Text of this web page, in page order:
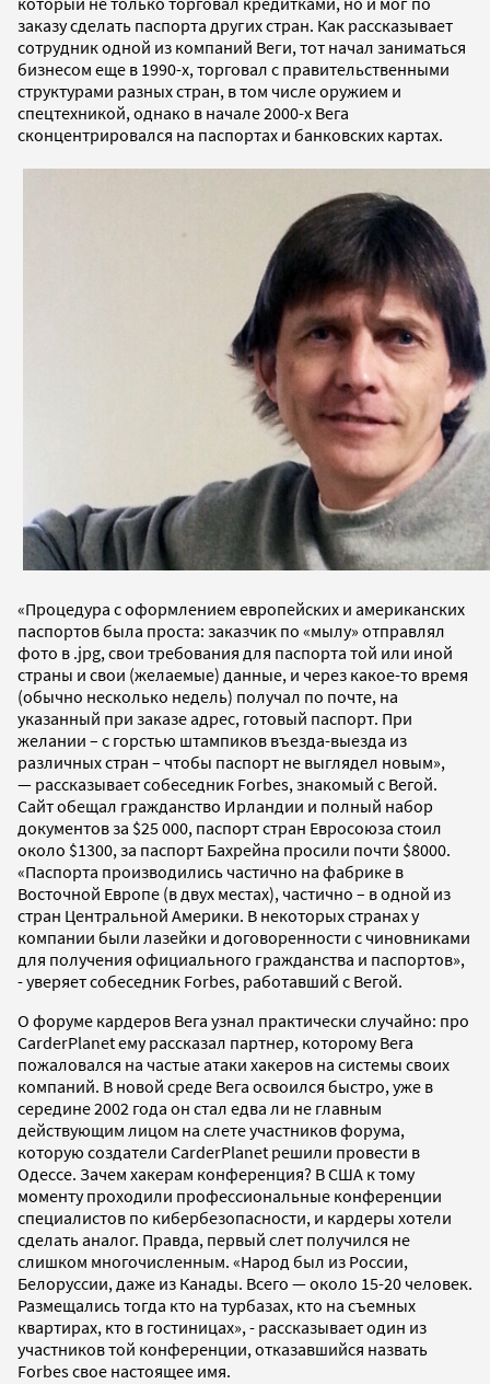
заказу сделать паспорта других стран. Как рассказывает
сотрудник одной из компаний Веги, тот начал заниматься
бизнесом еще в 1990-х, торговал с правительственными
структурами разных стран, в том числе оружием и
спецтехникой, однако в начале 2000-х Вега
сконцентрировался на паспортах и банковских картах.
«Процедура с оформлением европейских и американских
паспортов была проста: заказчик по «мылу» отправлял
фото в .jpg, свои требования для паспорта той или иной
страны и свои (желаемые) данные, и через какое-то время
(обычно несколько недель) получал по почте, на
указанный при заказе адрес, готовый паспорт. При
желании – с горстью штампиков въезда-выезда из
различных стран – чтобы паспорт не выглядел новым»,
— рассказывает собеседник Forbes, знакомый с Вегой.
Сайт обещал гражданство Ирландии и полный набор
документов за $25 000, паспорт стран Евросоюза стоил
около $1300, за паспорт Бахрейна просили почти $8000.
«Паспорта производились частично на фабрике в
Восточной Европе (в двух местах), частично – в одной из
стран Центральной Америки. В некоторых странах у
компании были лазейки и договоренности с чиновниками
для получения официального гражданства и паспортов»,
- уверяет собеседник Forbes, работавший с Вегой.
О форуме кардеров Вега узнал практически случайно: про
CarderPlanet ему рассказал партнер, которому Вега
пожаловался на частые атаки хакеров на системы своих
компаний. В новой среде Вега освоился быстро, уже в
середине 2002 года он стал едва ли не главным
действующим лицом на слете участников форума,
которую создатели CarderPlanet решили провести в
Одессе. Зачем хакерам конференция? В США к тому
моменту проходили профессиональные конференции
специалистов по кибербезопасности, и кардеры хотели
сделать аналог. Правда, первый слет получился не
слишком многочисленным. «Народ был из России,
Белоруссии, даже из Канады. Всего — около 15-20 человек.
Размещались тогда кто на турбазах, кто на съемных
квартирах, кто в гостиницах», - рассказывает один из
участников той конференции, отказавшийся назвать
Forbes свое настоящее имя.